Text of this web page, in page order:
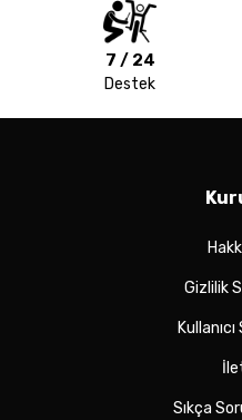
7 / 24
Destek
Gizlilik
Sıkça